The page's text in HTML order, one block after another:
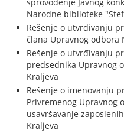
Narodne biblioteke
Rešenje o utvrđivanju
člana Upravnog odbora
Rešenje o utvrđivanju
predsednika Upravnog
Kraljeva
Rešenje o imenovanju
Privremenog Upravnog
usavršavanje
Kraljeva